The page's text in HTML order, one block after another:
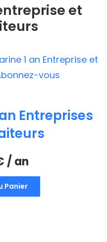
et
Entreprises
/ an
Panier